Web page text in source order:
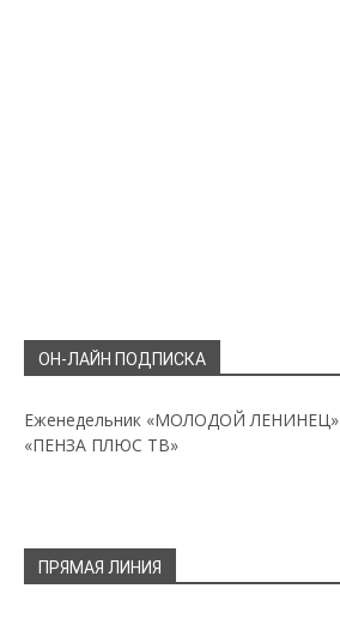
ОН-ЛАЙН ПОДПИСКА
Еженедельник «МОЛОДОЙ ЛЕНИНЕЦ»
«ПЕНЗА ПЛЮС ТВ»
ПРЯМАЯ ЛИНИЯ